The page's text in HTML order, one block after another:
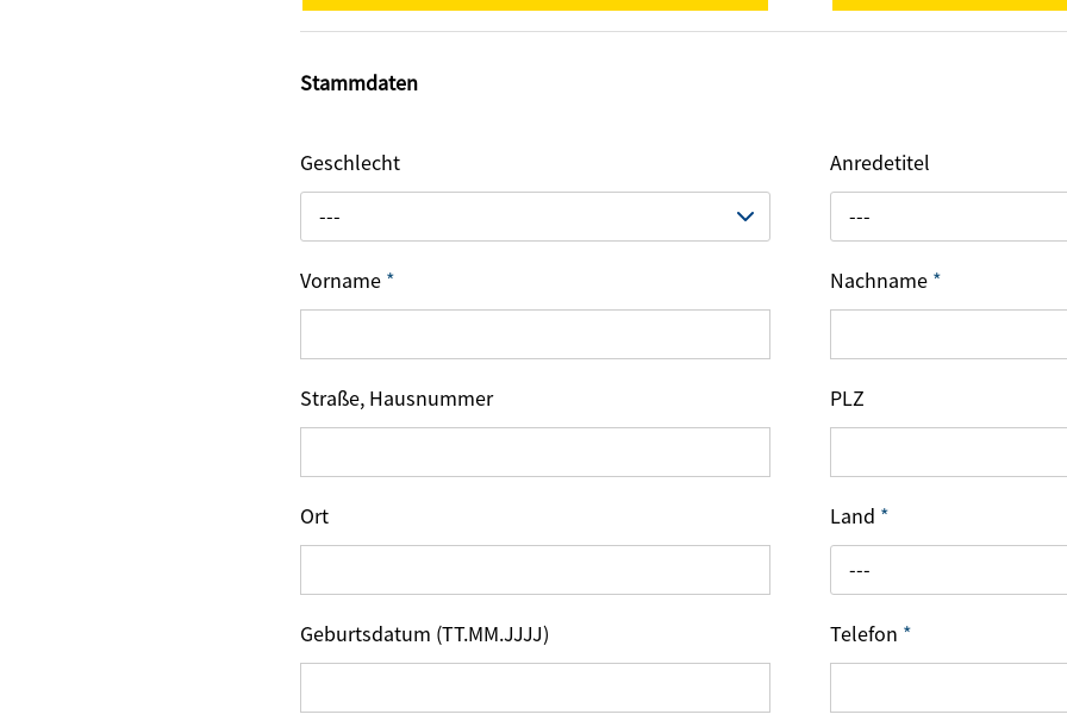
Stammdaten
Geschlecht
---
Anredetitel
---
Vorname * Nachname *
Straße, Hausnummer PLZ
Ort Land *
---
Geburtsdatum (TT.MM.JJJJ) Telefon *